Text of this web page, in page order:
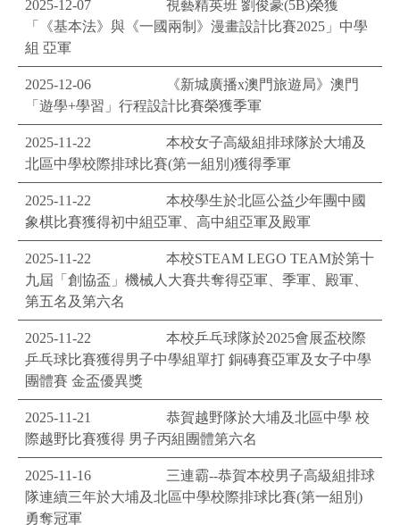
2025-12-07
視藝精英班 劉俊豪(5B)榮獲
「《基本法》與《一國兩制》漫畫設計比賽2025」中學
組 亞軍
2025-12-06
《新城廣播x澳門旅遊局》澳門
「遊學+學習」行程設計比賽榮獲季軍
2025-11-22
本校女子高級組排球隊於大埔及
北區中學校際排球比賽(第一組別)獲得季軍
2025-11-22
本校學生於北區公益少年團中國
象棋比賽獲得初中組亞軍、高中組亞軍及殿軍
2025-11-22
本校STEAM LEGO TEAM於第十
九屆「創協盃」機械人大賽共奪得亞軍、季軍、殿軍、
第五名及第六名
2025-11-22
本校乒乓球隊於2025會展盃校際
乒乓球比賽獲得男子中學組單打 銅磚賽亞軍及女子中學
團體賽 金盃優異獎
2025-11-21
恭賀越野隊於大埔及北區中學 校
際越野比賽獲得 男子丙組團體第六名
2025-11-16
三連霸--恭賀本校男子高級組排球
隊連續三年於大埔及北區中學校際排球比賽(第一組別)
勇奪冠軍